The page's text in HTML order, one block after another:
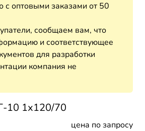
с оптовыми заказами от 50
сообщаем вам, что
и соответствующее
для разработки
компания не
10 1х120/70
цена по запросу